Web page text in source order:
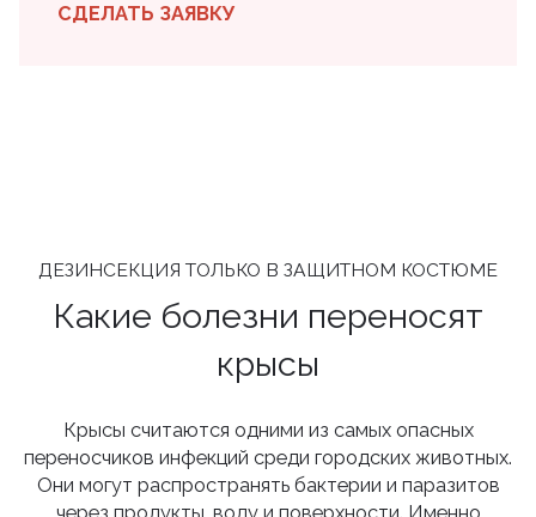
СДЕЛАТЬ ЗАЯВКУ
ДЕЗИНСЕКЦИЯ ТОЛЬКО В ЗАЩИТНОМ КОСТЮМЕ
Какие болезни переносят
крысы
Крысы считаются одними из самых опасных
переносчиков инфекций среди городских животных.
Они могут распространять бактерии и паразитов
через продукты, воду и поверхности. Именно